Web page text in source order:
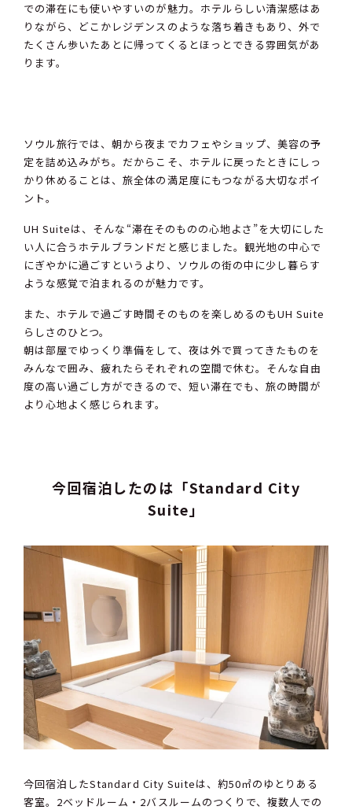
での滞在にも使いやすいのが魅力。ホテルらしい清潔感はあ
りながら、どこかレジデンスのような落ち着きもあり、外で
たくさん歩いたあとに帰ってくるとほっとできる雰囲気があ
ります。
ソウル旅行では、朝から夜までカフェやショップ、美容の予
定を詰め込みがち。だからこそ、ホテルに戻ったときにしっ
かり休めることは、旅全体の満足度にもつながる大切なポイ
ント。
UH Suiteは、そんな“滞在そのものの心地よさ”を大切にした
い人に合うホテルブランドだと感じました。観光地の中心で
にぎやかに過ごすというより、ソウルの街の中に少し暮らす
ような感覚で泊まれるのが魅力です。
また、ホテルで過ごす時間そのものを楽しめるのもUH Suite
らしさのひとつ。
朝は部屋でゆっくり準備をして、夜は外で買ってきたものを
みんなで囲み、疲れたらそれぞれの空間で休む。そんな自由
度の高い過ごし方ができるので、短い滞在でも、旅の時間が
より心地よく感じられます。
今回宿泊したのは「Standard City
Suite」
今回宿泊したStandard City Suiteは、約50㎡のゆとりある
客室。2ベッドルーム・2バスルームのつくりで、複数人での